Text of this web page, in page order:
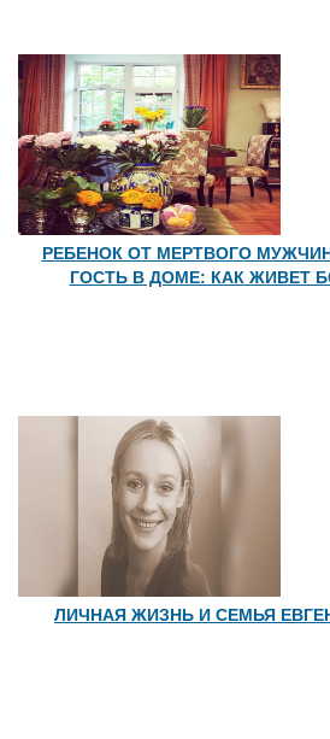
РЕБЕНОК ОТ МЕРТВОГО
ГОСТЬ В ДОМЕ: КАК ЖИВЕТ
ЛИЧНАЯ ЖИЗНЬ И СЕМЬЯ